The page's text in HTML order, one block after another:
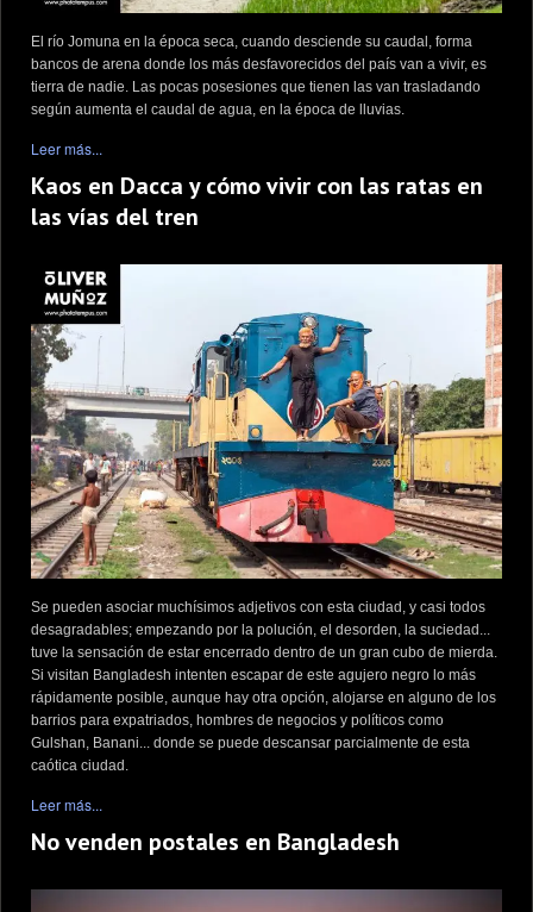
El río Jomuna en la época seca, cuando desciende su caudal, forma
bancos de arena donde los más desfavorecidos del país van a vivir, es
tierra de nadie. Las pocas posesiones que tienen las van trasladando
según aumenta el caudal de agua, en la época de lluvias.
Leer más...
Kaos en Dacca y cómo vivir con las ratas en
las vías del tren
Se pueden asociar muchísimos adjetivos con esta ciudad, y casi todos
desagradables; empezando por la polución, el desorden, la suciedad...
tuve la sensación de estar encerrado dentro de un gran cubo de mierda.
Si visitan Bangladesh intenten escapar de este agujero negro lo más
rápidamente posible, aunque hay otra opción, alojarse en alguno de los
barrios para expatriados, hombres de negocios y políticos como
Gulshan, Banani... donde se puede descansar parcialmente de esta
caótica ciudad.
Leer más...
No venden postales en Bangladesh